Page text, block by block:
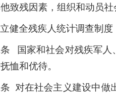
致残因素，组织和动员
健全残疾人统计调查制
国家和社会对残疾军人
恤和优待。
对在社会主义建设中做